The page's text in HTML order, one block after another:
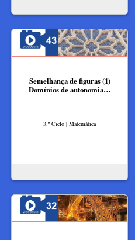
Semelhança de figuras (1)
Domínios de autonomia…
3.º Ciclo | Matemática